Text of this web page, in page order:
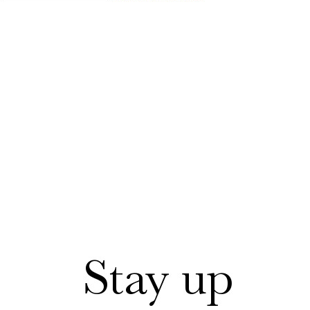
Stay up